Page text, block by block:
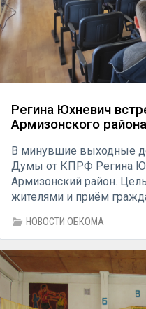
Регина Юхневич
Армизонского района
В минувшие выходные
Думы от КПРФ Регина
Армизонский район.
жителями и приём
НОВОСТИ ОБКОМА